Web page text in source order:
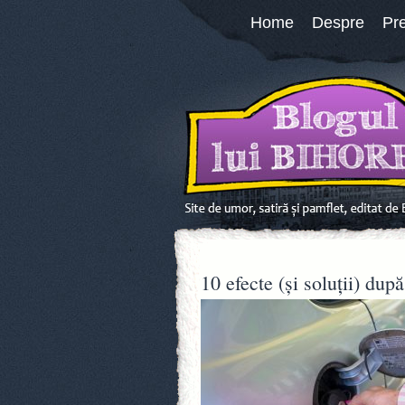
Home Despre
10 efecte (și soluții)